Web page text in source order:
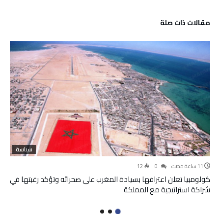
‫مقالات ذات صلة‬
سياسة
12
كولومبيا تعلن اعترافها بسيادة المغرب على صحرائه وتؤكد رغبتها في
شراكة استراتيجية مع المملكة